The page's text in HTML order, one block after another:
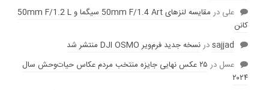
علی در
مقایسه لنز‌های 50mm F/1.4 Art سیگما و 50mm F/1.2 L
کانن
sajjadدرنسخه جدید فرم‌ویر DJI OSMO منتشر شد
عسل در
۲۵ عکس نهایی جایزه منتخب مردم عکاس حیات‌وحش سال
۲۰۲۴